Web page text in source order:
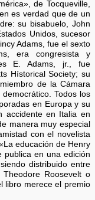
de Tocqueville,
es verdad que de un
su bisabuelo, John
Unidos, sucesor
Adams, fue el sexto
era congresista y
E. Adams, jr., fue
Hístorical Society; su
de la Cámara
Todos los
en Europa y su
accidente en Italia en
manera muy especial
con el novelista
educación de Henry
publica en una edición
distribuido entre
Roosevelt o
libro merece el premio